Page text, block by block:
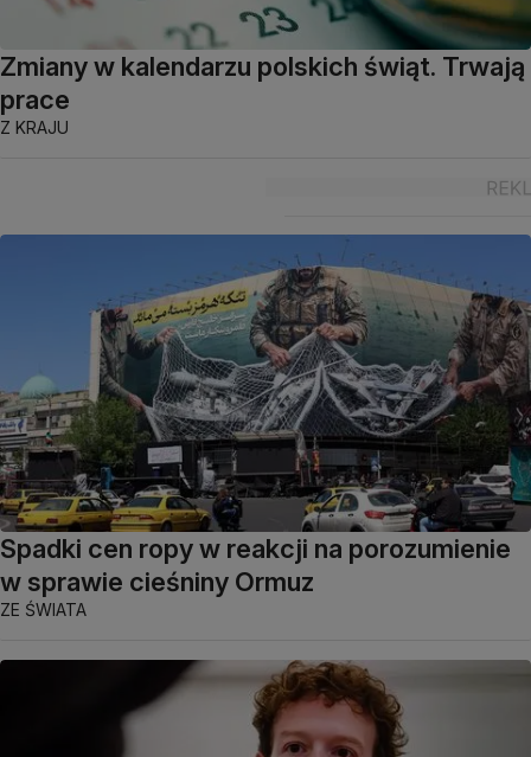
Zmiany w kalendarzu polskich świąt. Trwają
prace
Z KRAJU
Spadki cen ropy w reakcji na porozumienie
w sprawie cieśniny Ormuz
ZE ŚWIATA